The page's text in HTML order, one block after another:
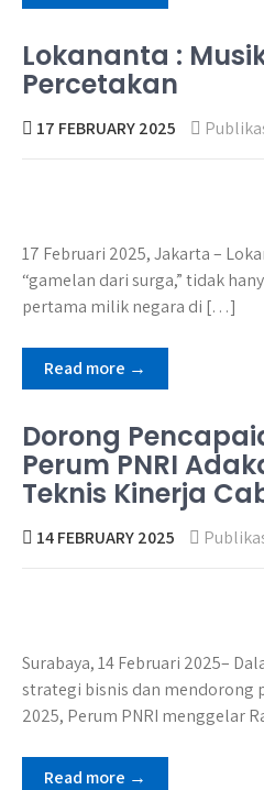
Lokananta :
Percetakan
17 FEBRUARY 2025
17 Februari 2025, Jakarta –
“gamelan dari surga,” tidak
pertama milik negara di […]
Read more →
Dorong
Perum PNRI
Teknis Kinerja
14 FEBRUARY 2025
Surabaya, 14 Februari 2025–
strategi bisnis dan mendorong
2025, Perum PNRI menggelar
Read more →